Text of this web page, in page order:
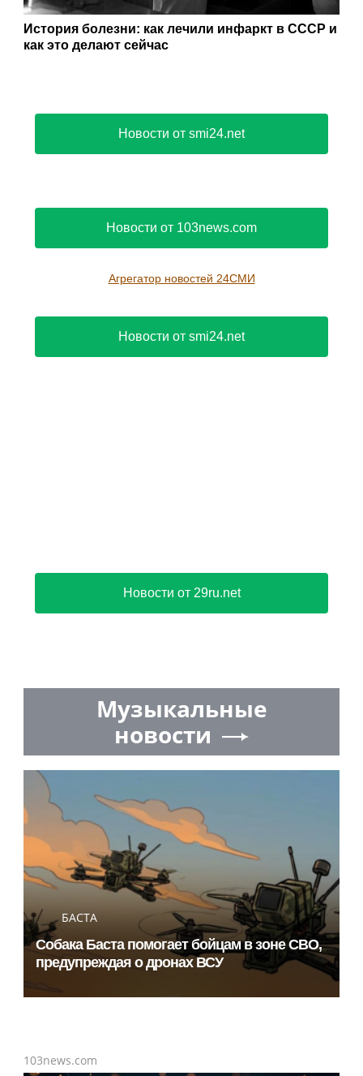
История болезни: как лечили инфаркт в СССР и
как это делают сейчас
Новости от smi24.net
Новости от 103news.com
Агрегатор новостей 24СМИ
Новости от smi24.net
Новости от 29ru.net
Музыкальные
новости
БАСТА
Собака Баста помогает бойцам в зоне СВО,
предупреждая о дронах ВСУ
103news.com